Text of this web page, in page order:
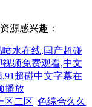
源感兴趣：
水在线,国产超碰
频免费观看,中文
超碰中文字幕在
播放
区二区| 色综合久久